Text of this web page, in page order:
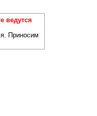
ведутся
Приносим